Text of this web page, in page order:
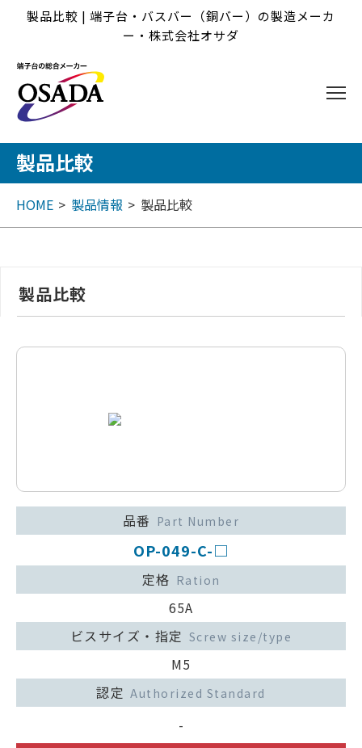
製品比較 | 端子台・バスバー（銅バー）の製造メーカ
ー・株式会社オサダ
製品比較
HOME 製品情報 製品比較
製品比較
品番 Part Number
OP-049-C-□
定格 Ration
65A
ビスサイズ・指定 Screw size/type
M5
認定 Authorized Standard
-